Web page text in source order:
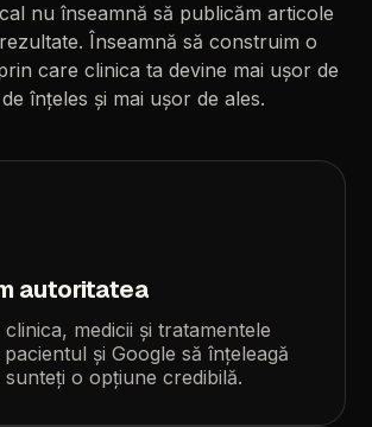
nu înseamnă să publicăm articole
rezultate. Înseamnă să construim o
care clinica ta devine mai ușor de
de înțeles și mai ușor de ales.
autoritatea
clinica, medicii și tratamentele
pacientul și Google să înțeleagă
sunteți o opțiune credibilă.